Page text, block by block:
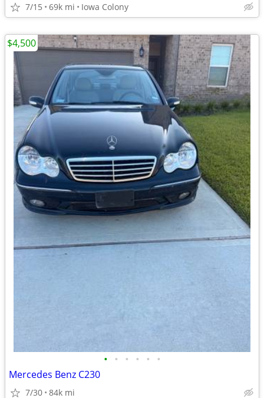
7/15 69k mi Iowa Colony
• • • • • •
Mercedes Benz C230
7/30 84k mi
$4,500